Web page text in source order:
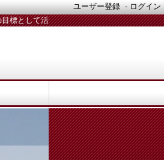
ユーザー登録 -ログイン
標として活